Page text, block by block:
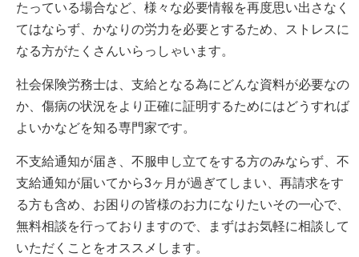
たっている場合など、様々な必要情報を再度思い出さなく
てはならず、かなりの労力を必要とするため、ストレスに
なる方がたくさんいらっしゃいます。
社会保険労務士は、支給となる為にどんな資料が必要なの
か、傷病の状況をより正確に証明するためにはどうすれば
よいかなどを知る専門家です。
不支給通知が届き、不服申し立てをする方のみならず、不
支給通知が届いてから3ヶ月が過ぎてしまい、再請求をす
る方も含め、お困りの皆様のお力になりたいその一心で、
無料相談を行っておりますので、まずはお気軽に相談して
いただくことをオススメします。